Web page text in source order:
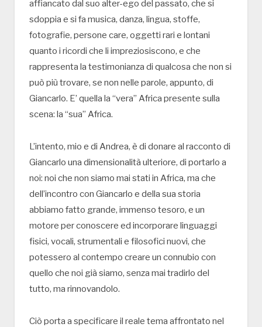
affiancato dal suo alter-ego del passato, che si
sdoppia e si fa musica, danza, lingua, stoffe,
fotografie, persone care, oggetti rari e lontani
quanto i ricordi che li impreziosiscono, e che
rappresenta la testimonianza di qualcosa che non si
può più trovare, se non nelle parole, appunto, di
Giancarlo. E’ quella la “vera” Africa presente sulla
scena: la “sua” Africa.
L’intento, mio e di Andrea, è di donare al racconto di
Giancarlo una dimensionalità ulteriore, di portarlo a
noi: noi che non siamo mai stati in Africa, ma che
dell’incontro con Giancarlo e della sua storia
abbiamo fatto grande, immenso tesoro, e un
motore per conoscere ed incorporare linguaggi
fisici, vocali, strumentali e filosofici nuovi, che
potessero al contempo creare un connubio con
quello che noi già siamo, senza mai tradirlo del
tutto, ma rinnovandolo.
Ciò porta a specificare il reale tema affrontato nel